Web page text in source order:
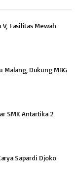
Fasilitas Mewah
Malang, Dukung MBG
SMK Antartika 2
Sapardi Djoko